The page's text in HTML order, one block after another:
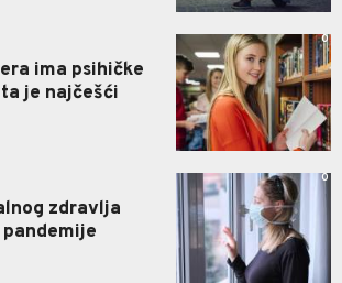
ima psihičke
je najčešći
0
zdravlja
0